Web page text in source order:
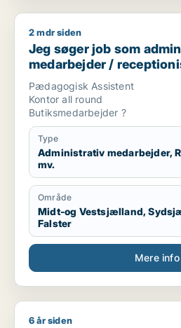
Jeg søger job som
2 mdr siden
Jeg søger job som
medarbejder /
børnepasser /
Pædagogisk Assistent
Kontor all round
Butiksmedarbejder ?
Type
Administrativ medarbejder,
mv.
Område
Midt-og Vestsjælland,
Falster
Mere info
Nicolai søger job som
6 år siden